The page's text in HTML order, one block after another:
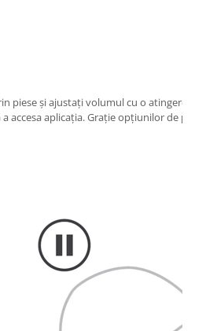
piese și ajustați volumul cu o atingere,
a accesa aplicația. Grație opțiunilor de